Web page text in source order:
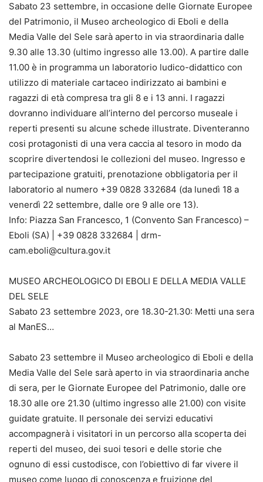
Sabato 23 settembre, in occasione delle Giornate Europee
del Patrimonio, il Museo archeologico di Eboli e della
Media Valle del Sele sarà aperto in via straordinaria dalle
9.30 alle 13.30 (ultimo ingresso alle 13.00). A partire dalle
11.00 è in programma un laboratorio ludico-didattico con
utilizzo di materiale cartaceo indirizzato ai bambini e
ragazzi di età compresa tra gli 8 e i 13 anni. I ragazzi
dovranno individuare all’interno del percorso museale i
reperti presenti su alcune schede illustrate. Diventeranno
cosi protagonisti di una vera caccia al tesoro in modo da
scoprire divertendosi le collezioni del museo. Ingresso e
partecipazione gratuiti, prenotazione obbligatoria per il
laboratorio al numero +39 0828 332684 (da lunedì 18 a
venerdì 22 settembre, dalle ore 9 alle ore 13).
Info: Piazza San Francesco, 1 (Convento San Francesco) –
Eboli (SA) | +39 0828 332684 | drm-
cam.eboli@cultura.gov.it
MUSEO ARCHEOLOGICO DI EBOLI E DELLA MEDIA VALLE
DEL SELE
Sabato 23 settembre 2023, ore 18.30-21.30: Metti una sera
al ManES…
Sabato 23 settembre il Museo archeologico di Eboli e della
Media Valle del Sele sarà aperto in via straordinaria anche
di sera, per le Giornate Europee del Patrimonio, dalle ore
18.30 alle ore 21.30 (ultimo ingresso alle 21.00) con visite
guidate gratuite. Il personale dei servizi educativi
accompagnerà i visitatori in un percorso alla scoperta dei
reperti del museo, dei suoi tesori e delle storie che
ognuno di essi custodisce, con l’obiettivo di far vivere il
museo come luogo di conoscenza e fruizione del